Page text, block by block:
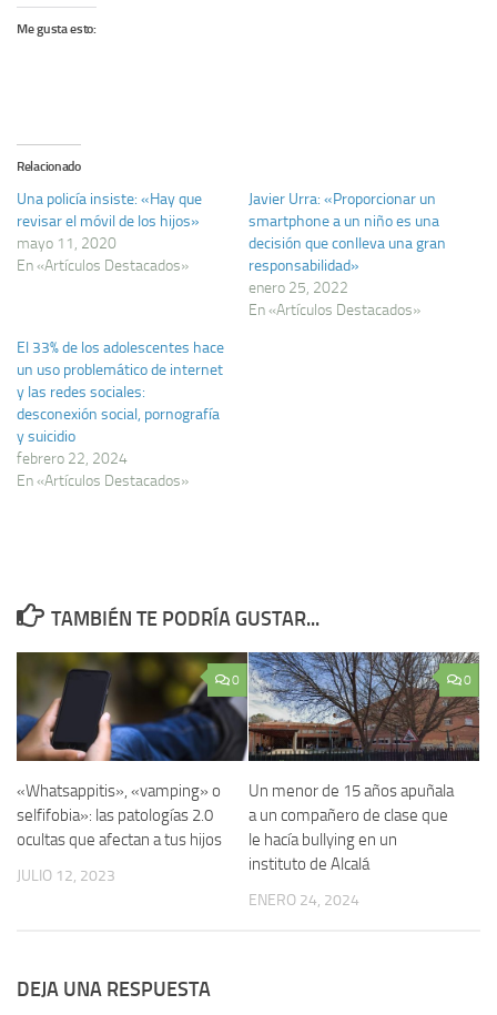
Me gusta esto:
Relacionado
Una policía insiste: «Hay que
revisar el móvil de los hijos»
mayo 11, 2020
En «Artículos Destacados»
Javier Urra: «Proporcionar un
smartphone a un niño es una
decisión que conlleva una gran
responsabilidad»
enero 25, 2022
En «Artículos Destacados»
El 33% de los adolescentes hace
un uso problemático de internet
y las redes sociales:
desconexión social, pornografía
y suicidio
febrero 22, 2024
En «Artículos Destacados»
TAMBIÉN TE PODRÍA GUSTAR...
0
«Whatsappitis», «vamping» o
selfifobia»: las patologías 2.0
ocultas que afectan a tus hijos
JULIO 12, 2023
0
Un menor de 15 años apuñala
a un compañero de clase que
le hacía bullying en un
instituto de Alcalá
ENERO 24, 2024
DEJA UNA RESPUESTA